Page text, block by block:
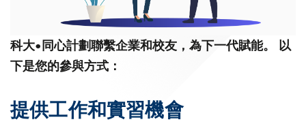
科大•同心計劃聯繫企業和校友，為下一代賦能。 以
下是您的參與方式：
提供工作和實習機會